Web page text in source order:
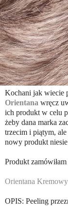
Kochani jak wiecie
Orientana wręcz
ich produkt w celu
żeby dana marka
trzecim i piątym,
nowy produkt
Produkt
Orientana
OPIS: Peeling